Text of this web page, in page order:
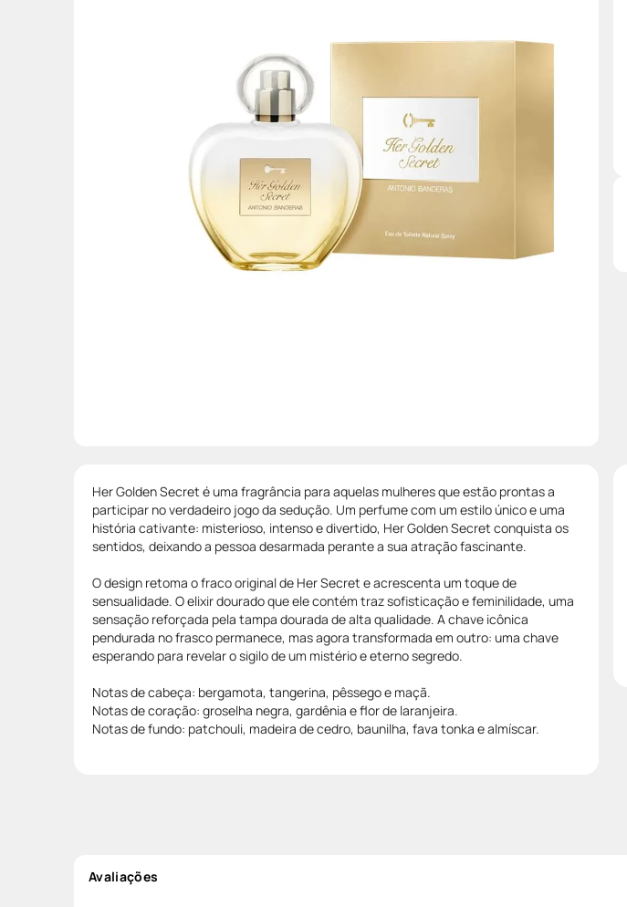
Her Golden Secret é uma fragrância para aquelas mulheres que estão prontas a
participar no verdadeiro jogo da sedução. Um perfume com um estilo único e uma
história cativante: misterioso, intenso e divertido, Her Golden Secret conquista os
sentidos, deixando a pessoa desarmada perante a sua atração fascinante.
O design retoma o fraco original de Her Secret e acrescenta um toque de
sensualidade. O elixir dourado que ele contém traz sofisticação e feminilidade, uma
sensação reforçada pela tampa dourada de alta qualidade. A chave icônica
pendurada no frasco permanece, mas agora transformada em outro: uma chave
esperando para revelar o sigilo de um mistério e eterno segredo.
Notas de cabeça: bergamota, tangerina, pêssego e maçã.
Notas de coração: groselha negra, gardênia e flor de laranjeira.
Notas de fundo: patchouli, madeira de cedro, baunilha, fava tonka e almíscar.
Avaliações